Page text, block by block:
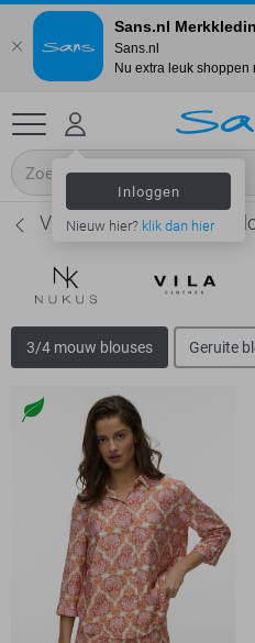
Inloggen
Nieuw hier? klik dan hier
Vero Moda 3/4 mouw
3/4 mouw blouses Geruite
Sans.nl
Sans.nl
Nu extra leuk shoppen